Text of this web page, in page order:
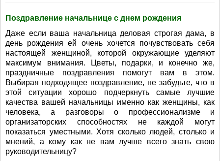
Поздравление начальнице с днем рождения
Даже если ваша начальница деловая строгая дама, в
день рождения ей очень хочется почувствовать себя
настоящей женщиной, которой окружающие уделяют
максимум внимания. Цветы, подарки, и конечно же,
праздничные поздравления помогут вам в этом.
Выбирая подходящее поздравление, не забудьте, что в
этой ситуации хорошо подчеркнуть самые лучшие
качества вашей начальницы именно как женщины, как
человека, а разговоры о профессионализме и
организаторских способностях не каждой могут
показаться уместными. Хотя сколько людей, столько и
мнений, а кому как не вам лучше всего знать свою
руководительницу?